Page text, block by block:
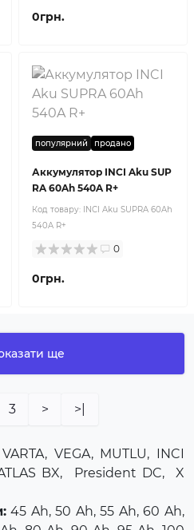
0грн.
популярний продано
Аккумулятор INCI Aku SUP
RA 60Ah 540A R+
Код товару: INCI Aku SUPRA 60Ah
540A R+
0
0грн.
ще
3 > >|
VARTA, VEGA, MUTLU, INCI
BX, President DC,X
45 Ah, 50 Ah, 55 Ah, 60 Ah,